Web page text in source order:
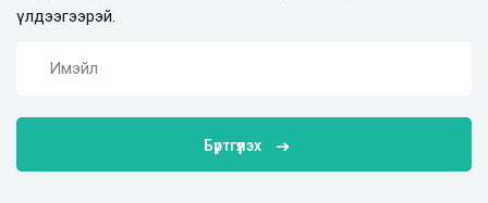
үлдээгээрэй.
Бүртгүүлэх